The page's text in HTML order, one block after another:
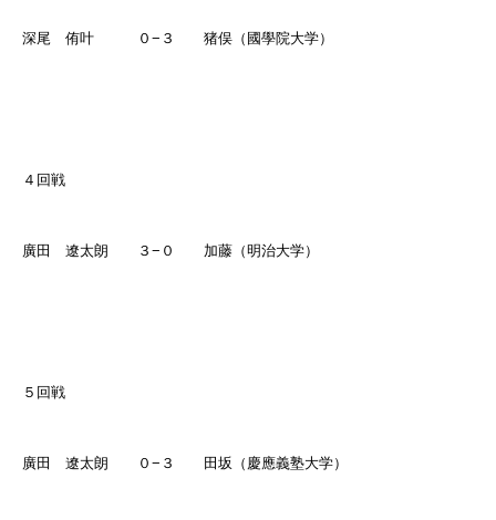
深尾 侑叶 ０ − ３ 猪俣（國學院大学）
４回戦
廣田 遼太朗 ３ − ０ 加藤（明治大学）
５回戦
廣田 遼太朗 ０ − ３ 田坂（慶應義塾大学）